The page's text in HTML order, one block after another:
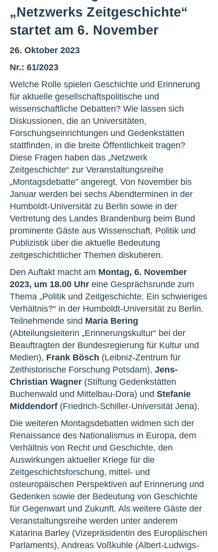
„Netzwerks Zeitgeschichte“
startet am 6. November
26. Oktober 2023
Nr.: 61/2023
Welche Rolle spielen Geschichte und Erinnerung
für aktuelle gesellschaftspolitische und
wissenschaftliche Debatten? Wie lassen sich
Diskussionen, die an Universitäten,
Forschungseinrichtungen und Gedenkstätten
stattfinden, in die breite Öffentlichkeit tragen?
Diese Fragen haben das „Netzwerk
Zeitgeschichte“ zur Veranstaltungsreihe
„Montagsdebatte” angeregt. Von November bis
Januar werden bei sechs Abendterminen in der
Humboldt-Universität zu Berlin sowie in der
Vertretung des Landes Brandenburg beim Bund
prominente Gäste aus Wissenschaft, Politik und
Publizistik über die aktuelle Bedeutung
zeitgeschichtlicher Themen diskutieren.
Den Auftakt macht am Montag, 6. November
2023, um 18.00 Uhr eine Gesprächsrunde zum
Thema „Politik und Zeitgeschichte. Ein schwieriges
Verhältnis?“ in der Humboldt-Universität zu Berlin.
Teilnehmende sind Maria Bering
(Abteilungsleiterin „Erinnerungskultur“ bei der
Beauftragten der Bundesregierung für Kultur und
Medien), Frank Bösch (Leibniz-Zentrum für
Zeithistorische Forschung Potsdam), Jens-
Christian Wagner (Stiftung Gedenkstätten
Buchenwald und Mittelbau-Dora) und Stefanie
Middendorf (Friedrich-Schiller-Universität Jena).
Die weiteren Montagsdebatten widmen sich der
Renaissance des Nationalismus in Europa, dem
Verhältnis von Recht und Geschichte, den
Auswirkungen aktueller Kriege für die
Zeitgeschichtsforschung, mittel- und
osteuropäischen Perspektiven auf Erinnerung und
Gedenken sowie der Bedeutung von Geschichte
für Gegenwart und Zukunft. Als weitere Gäste der
Veranstaltungsreihe werden unter anderem
Katarina Barley (Vizepräsidentin des Europäischen
Parlaments), Andreas Voßkuhle (Albert-Ludwigs-